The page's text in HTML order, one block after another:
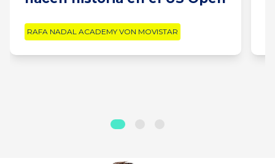
RAFA NADAL ACADEMY VON MOVISTAR